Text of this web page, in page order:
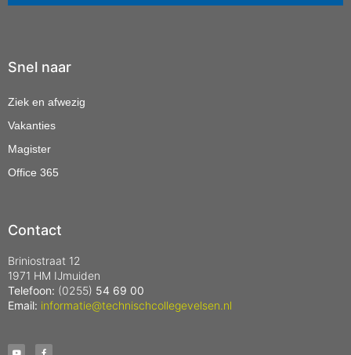
Snel naar
Ziek en afwezig
Vakanties
Magister
Office 365
Contact
Briniostraat 12
1971 HM IJmuiden
Telefoon: (0255) 54 69 00
Email: informatie@technischcollegevelsen.nl